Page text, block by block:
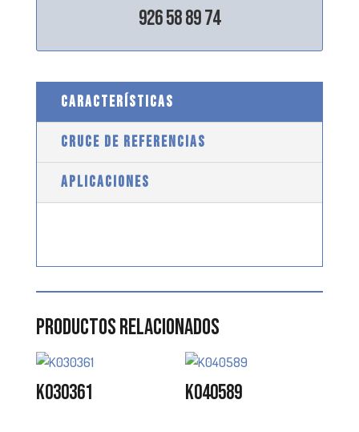
926 58 89 74
CARACTERÍSTICAS
CRUCE DE REFERENCIAS
APLICACIONES
Productos relacionados
K030361 K040589